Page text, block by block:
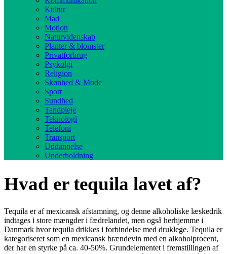
Kultur
Mad
Motion
Naturvidenskab
Planter & blomster
Privatforbrug
Psykolgi
Religion
Skønhed & Mode
Sport
Sundhed
Tandpleje
Teknologi
Telefoni
Transport
Uddannelse
Underholdning
Hvad er tequila lavet af?
Tequila er af mexicansk afstamning, og denne alkoholiske læskedrik
indtages i store mængder i fædrelandet, men også herhjemme i
Danmark hvor tequila drikkes i forbindelse med druklege. Tequila er
kategoriseret som en mexicansk brændevin med en alkoholprocent,
der har en styrke på ca. 40-50%. Grundelementet i fremstillingen af